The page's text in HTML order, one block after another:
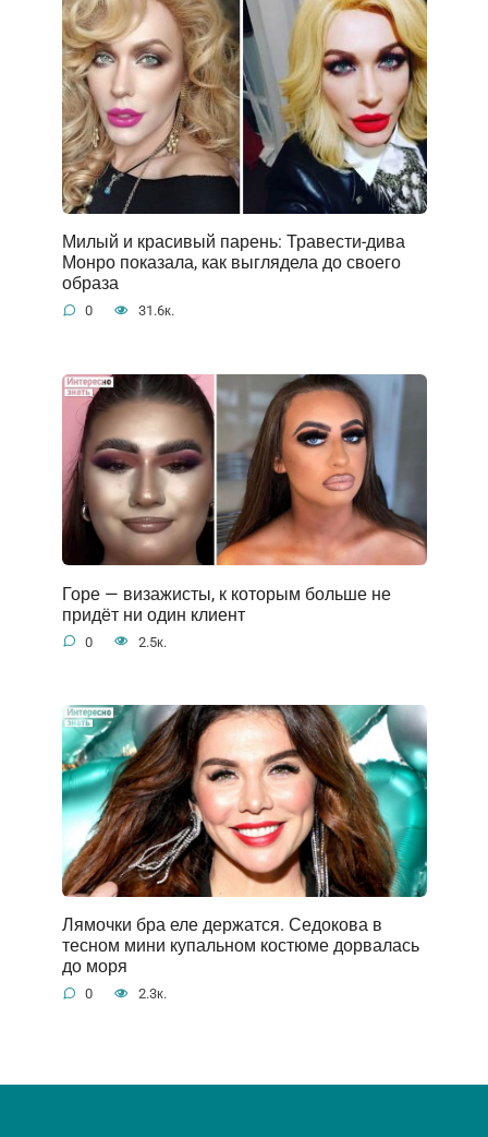
Милый и красивый парень: Травести-дива
Монро показала, как выглядела до своего
образа
0 31.6к.
Горе — визажисты, к которым больше не
придёт ни один клиент
0 2.5к.
Лямочки бра еле держатся. Седокова в
тесном мини купальном костюме дорвалась
до моря
0 2.3к.